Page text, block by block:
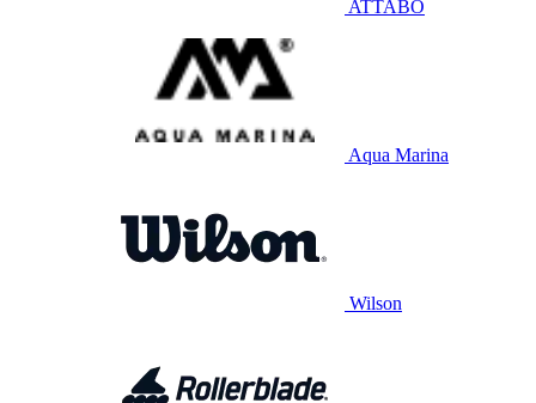
ATTABO
Aqua Marina
Wilson